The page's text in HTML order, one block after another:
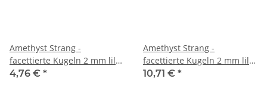
Amethyst Strang -
facettierte Kugeln 2 mm lila
grau, Länge 39 cm /5528
4,76 € *
Amethyst Strang -
facettierte Kugeln 2 mm lila,
Länge 38,5 cm /7758
10,71 € *